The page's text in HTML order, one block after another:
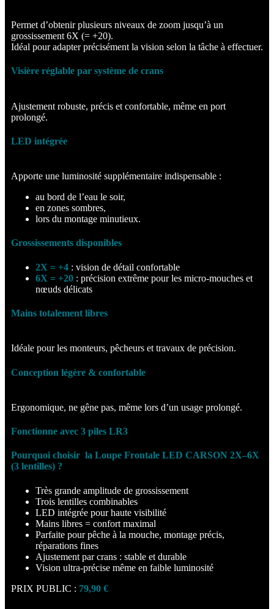
Permet d’obtenir plusieurs niveaux de zoom jusqu’à un
grossissement 6X (= +20).
Idéal pour adapter précisément la vision selon la tâche à effectuer.
Visière réglable par système de crans
Ajustement robuste, précis et confortable, même en port
prolongé.
LED intégrée
Apporte une luminosité supplémentaire indispensable :
au bord de l’eau le soir,
en zones sombres,
lors du montage minutieux.
Grossissements disponibles
2X = +4 : vision de détail confortable
6X = +20 : précision extrême pour les micro-mouches et
nœuds délicats
Mains totalement libres
Idéale pour les monteurs, pêcheurs et travaux de précision.
Conception légère & confortable
Ergonomique, ne gêne pas, même lors d’un usage prolongé.
Fonctionne avec 3 piles LR3
Pourquoi choisir la Loupe Frontale LED CARSON 2X–6X
(3 lentilles) ?
Très grande amplitude de grossissement
Trois lentilles combinables
LED intégrée pour haute visibilité
Mains libres = confort maximal
Parfaite pour pêche à la mouche, montage précis,
réparations fines
Ajustement par crans : stable et durable
Vision ultra-précise même en faible luminosité
PRIX PUBLIC : 79,90 €